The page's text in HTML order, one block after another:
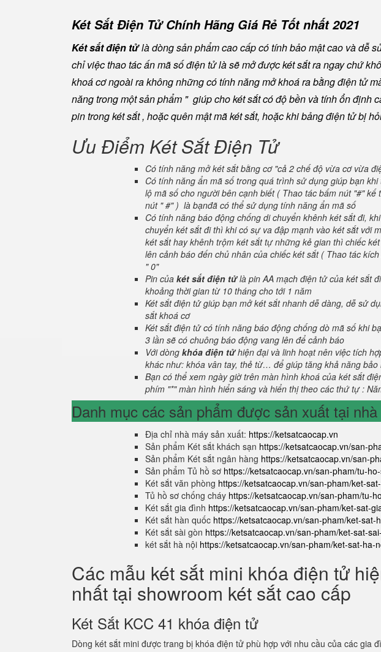
Két Sắt Điện Tử Chính Hãng Giá Rẻ Tốt nhất 2021
Két sắt điện tửlà dòng sản phẩm cao cấp có tính bảo mật cao và dễ
chỉ việc thao tác ấn mã số điện tử là sẽ mở được két sắt ra ngay chứ
khoá cơ ngoài ra không những có tính năng mở khoá ra bằng điện tử
năng trong một sản phẩm " giúp cho két sắt có độ bền và tính ổn định
pin trong két sắt , hoặc quên mật mã két sắt, hoặc khi bảng điện tử bị
Ưu Điểm Két Sắt Điện Tử
Có tính năng mở két sắt bằng cơ "cả 2 chế độ vừa cơ vừa
Có tính năng ẩn mã số trong quá trình sử dụng giúp bạn
lộ mã số cho người bên cạnh biết ( Thao tác bấm nút "#"
nút " #" ) là bạnđã có thể sử dụng tính năng ẩn mã số
Có tính năng báo động chống di chuyển khênh két sắt đi,
chuyển két sắt đi thì khi có sự va đập mạnh vào két sắt với
két sắt hay khênh trộm két sắt tự những kẻ gian thì chiếc
lên cảnh báo đến chủ nhân của chiếc két sắt ( Thao tác
" 0"
Pin của két sắt điện tửlà pin AA mạch điện tử của két sắt
khoảng thời gian từ 10 tháng cho tới 1 năm
Két sắt điện tử giúp bạn mở két sắt nhanh dễ dàng, dễ sử
sắt khoá cơ
Két sắt điện tử có tính năng báo động chống dò mã số khi
3 lần sẽ có chuông báo động vang lên để cảnh báo
Với dòng khóa điện tửhiện đại và linh hoạt nên việc tích
khác như: khóa vân tay, thẻ từ… để giúp tăng khả năng bảo
Bạn có thể xem ngày giờ trên màn hình khoá của két sắt
phím "*" màn hình hiển sáng và hiển thị theo các thứ tự :
Danh mục các sản phẩm được sản xuất tại
Địa chỉ nhà máy sản xuất: https://ketsatcaocap.vn
Sản phẩm Két sắt khách sạn https://ketsatcaocap.vn/san-
Sản phẩm Két sắt ngân hàng https://ketsatcaocap.vn/san-
Sản phẩm Tủ hồ sơ https://ketsatcaocap.vn/san-pham/tu-
Két sắt văn phòng https://ketsatcaocap.vn/san-pham/ket-
Tủ hồ sơ chống cháy https://ketsatcaocap.vn/san-pham/tu-
Két sắt gia đình https://ketsatcaocap.vn/san-pham/ket-sat-
Két sắt hàn quốc https://ketsatcaocap.vn/san-pham/ket-sat-
Két sắt sài gòn https://ketsatcaocap.vn/san-pham/ket-sat-
két sắt hà nội https://ketsatcaocap.vn/san-pham/ket-sat-ha-
Các mẫu két sắt mini khóa điện tử
nhất tại showroom két sắt cao cấp
Két Sắt KCC 41 khóa điện tử
Dòng két sắt mini được trang bị khóa điện tử phù hợp với nhu cầu của các gia